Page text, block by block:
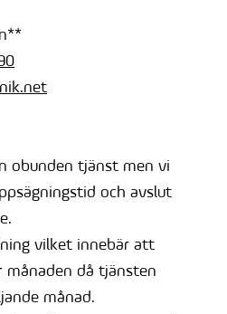
obunden tjänst men vi
och avslut
vilket innebär att
då tjänsten
månad.